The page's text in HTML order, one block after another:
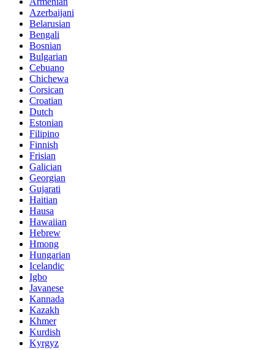
Azerbaijani
Belarusian
Bengali
Bosnian
Bulgarian
Cebuano
Chichewa
Corsican
Croatian
Dutch
Estonian
Filipino
Finnish
Frisian
Galician
Georgian
Gujarati
Haitian
Hausa
Hawaiian
Hebrew
Hmong
Hungarian
Icelandic
Igbo
Javanese
Kannada
Kazakh
Khmer
Kurdish
Kyrgyz